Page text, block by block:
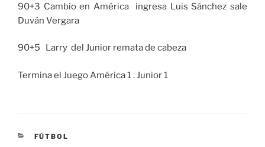
90+3 Cambio en América ingresa Luis Sánchez sale
Duván Vergara
90+5 Larry del Junior remata de cabeza
Termina el Juego América 1 . Junior 1
CATEGORÍAS
FÚTBOL